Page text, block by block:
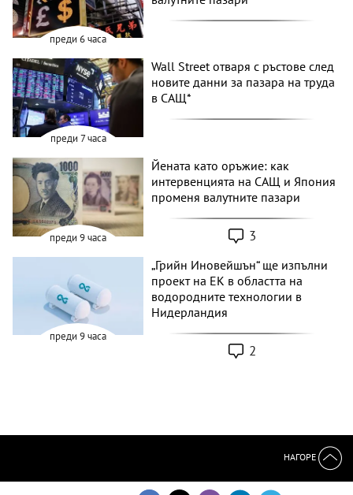
преди 6 часа
преди 7 часа
Wall Street отваря с ръстове след
новите данни за пазара на труда
в САЩ*
преди 9 часа
Йената като оръжие: как
интервенцията на САЩ и Япония
променя валутните пазари
3
преди 9 часа
„Грийн Иновейшън“ ще изпълни
проект на ЕК в областта на
водородните технологии в
Нидерландия
2
НАГОРЕ